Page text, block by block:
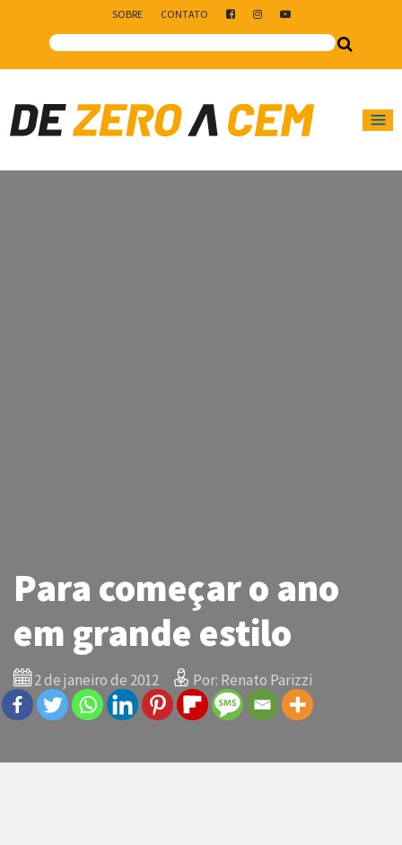
SOBRE CONTATO
Main Navigation
Para começar o ano
em grande estilo
2 de janeiro de 2012 Por: Renato Parizzi